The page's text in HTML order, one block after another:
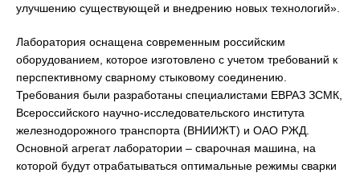
улучшению существующей и внедрению новых технологий».
Лаборатория оснащена современным российским
оборудованием, которое изготовлено с учетом требований к
перспективному сварному стыковому соединению.
Требования были разработаны специалистами ЕВРАЗ ЗСМК,
Всероссийского научно-исследовательского института
железнодорожного транспорта (ВНИИЖТ) и ОАО РЖД.
Основной агрегат лаборатории – сварочная машина, на
которой будут отрабатываться оптимальные режимы сварки